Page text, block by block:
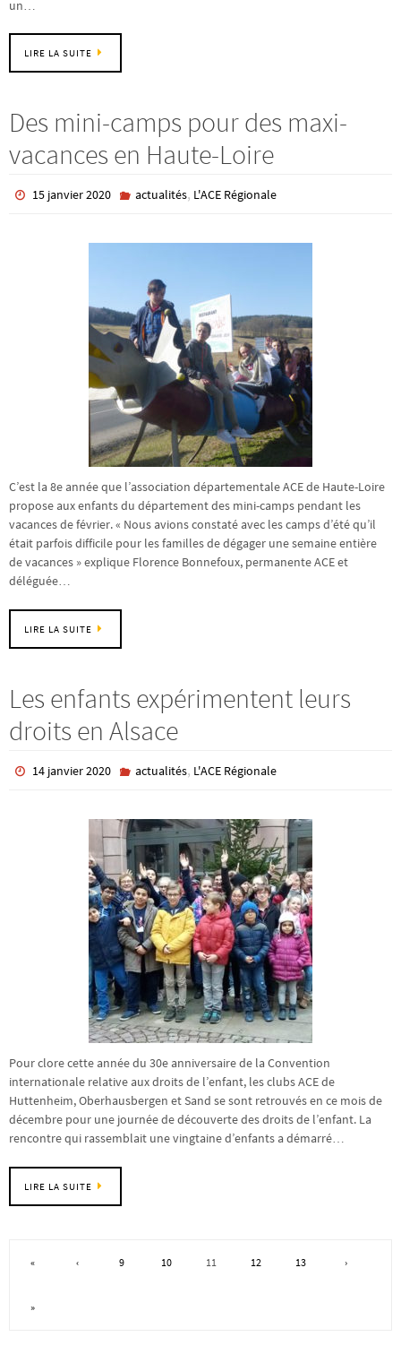
un…
LIRE LA SUITE
Des mini-camps pour des maxi-
vacances en Haute-Loire
15 janvier 2020 actualités, L'ACE Régionale
C’est la 8e année que l’association départementale ACE de Haute-Loire
propose aux enfants du département des mini-camps pendant les
vacances de février. « Nous avions constaté avec les camps d’été qu’il
était parfois difficile pour les familles de dégager une semaine entière
de vacances » explique Florence Bonnefoux, permanente ACE et
déléguée…
LIRE LA SUITE
Les enfants expérimentent leurs
droits en Alsace
14 janvier 2020 actualités, L'ACE Régionale
Pour clore cette année du 30e anniversaire de la Convention
internationale relative aux droits de l’enfant, les clubs ACE de
Huttenheim, Oberhausbergen et Sand se sont retrouvés en ce mois de
décembre pour une journée de découverte des droits de l’enfant. La
rencontre qui rassemblait une vingtaine d’enfants a démarré…
LIRE LA SUITE
« ‹ 9 10 11 12 13 ›
»